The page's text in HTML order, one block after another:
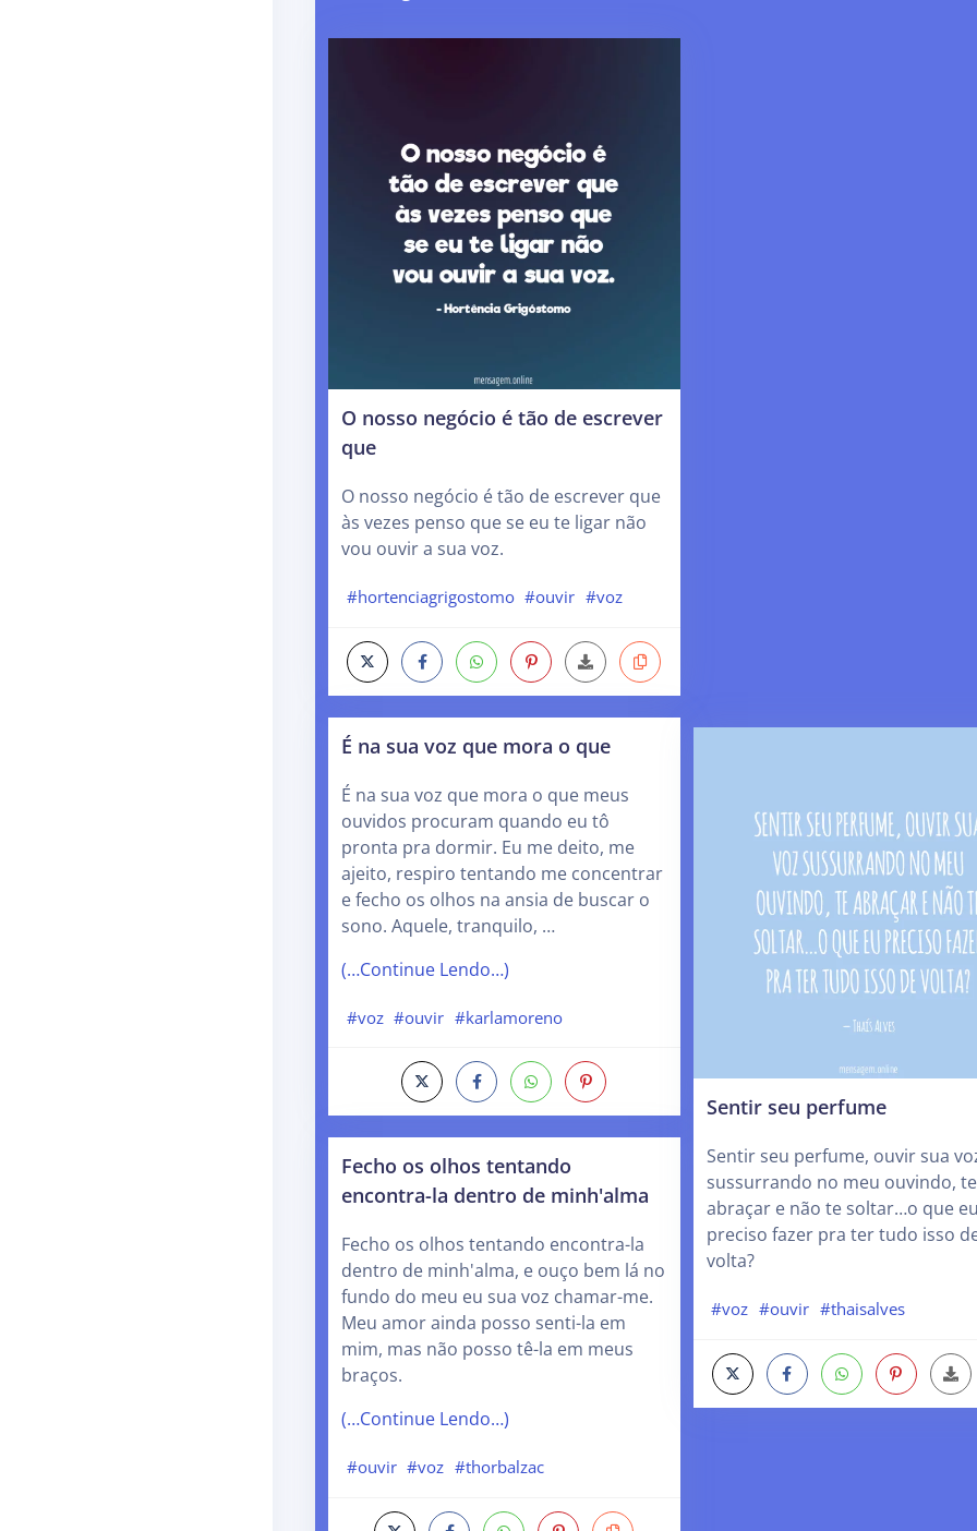
O nosso negócio é tão de escrever
que
O nosso negócio é tão de escrever que
às vezes penso que se eu te ligar não
vou ouvir a sua voz.
#hortenciagrigostomo #ouvir #voz
É na sua voz que mora o que
É na sua voz que mora o que meus
ouvidos procuram quando eu tô
pronta pra dormir. Eu me deito, me
ajeito, respiro tentando me concentrar
e fecho os olhos na ansia de buscar o
sono. Aquele, tranquilo, …
(…Continue Lendo…)
#voz #ouvir #karlamoreno
Fecho os olhos tentando
encontra-la dentro de minh'alma
Fecho os olhos tentando encontra-la
dentro de minh'alma, e ouço bem lá no
fundo do meu eu sua voz chamar-me.
Meu amor ainda posso senti-la em
mim, mas não posso tê-la em meus
braços.
(…Continue Lendo…)
#ouvir #voz #thorbalzac
Sentir seu perfume
Sentir seu perfume, ouvir sua
sussurrando no meu ouvindo, te
abraçar e não te soltar…o que
preciso fazer pra ter tudo isso
volta?
#voz #ouvir #thaisalves